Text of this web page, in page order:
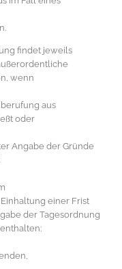
findet jeweils
wenn
aus
oder
Angabe der Gründe
einer Frist
der Tagesordnung